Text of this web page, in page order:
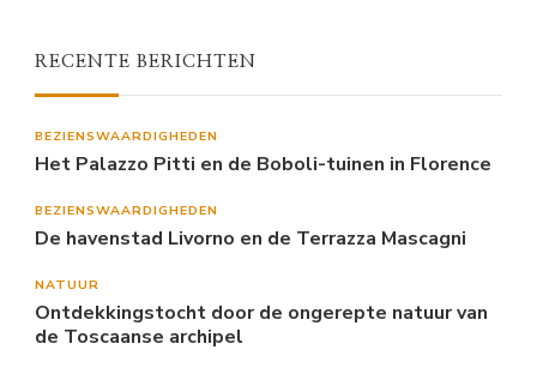
RECENTE BERICHTEN
BEZIENSWAARDIGHEDEN
Het Palazzo Pitti en de Boboli-tuinen in Florence
BEZIENSWAARDIGHEDEN
De havenstad Livorno en de Terrazza Mascagni
NATUUR
Ontdekkingstocht door de ongerepte natuur van
de Toscaanse archipel